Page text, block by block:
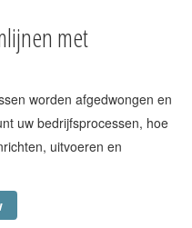
met
worden afgedwongen en
uw bedrijfsprocessen, hoe
uitvoeren en